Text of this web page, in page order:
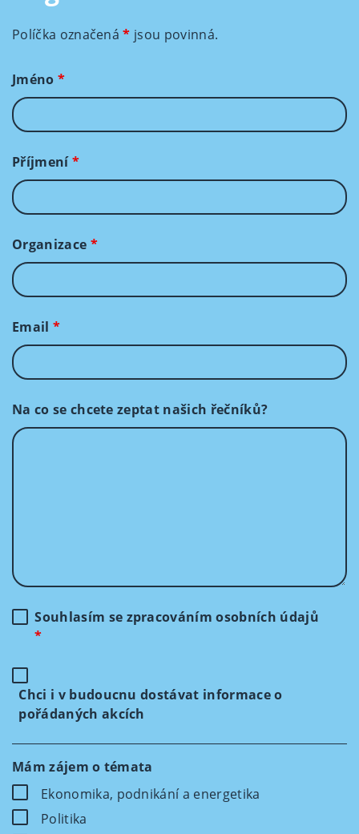
Políčka označená* jsou povinná.
Jméno *
Příjmení*
Organizace *
Email *
Na co se chcete zeptat našich řečníků?
Souhlasím se zpracováním osobních údajů
*
Chci i v budoucnu dostávat informace o
pořádaných akcích
Mám zájem o témata
Ekonomika, podnikání a energetika
Politika